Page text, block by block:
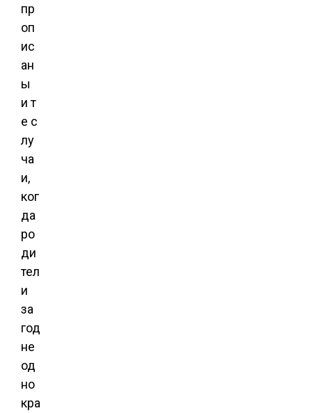
пр
оп
ис
ан
ы
и т
е с
лу
ча
и,
ког
да
ро
ди
тел
и
за
год
не
од
но
кра